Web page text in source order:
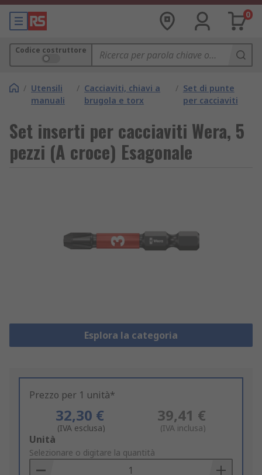
0
Codice costruttore
/ Utensili
manuali
/ Cacciaviti, chiavi a
brugola e torx
/ Set di punte
per cacciaviti
Set inserti per cacciaviti Wera, 5
pezzi (A croce) Esagonale
Esplora la categoria
Prezzo per 1 unità*
32,30 €
(IVA esclusa)
39,41 €
(IVA inclusa)
Add
to
Basket
Unità
Selezionare o digitare la quantità